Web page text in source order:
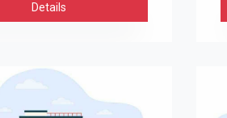
Details